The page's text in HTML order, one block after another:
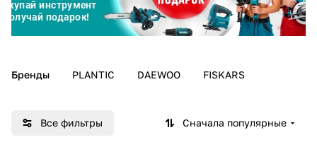
Бренды PLANTIC DAEWOO FISKARS
Все фильтры Сначала популярные